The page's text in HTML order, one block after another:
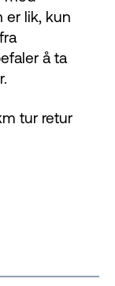
er lik, kun
å ta
tur retur